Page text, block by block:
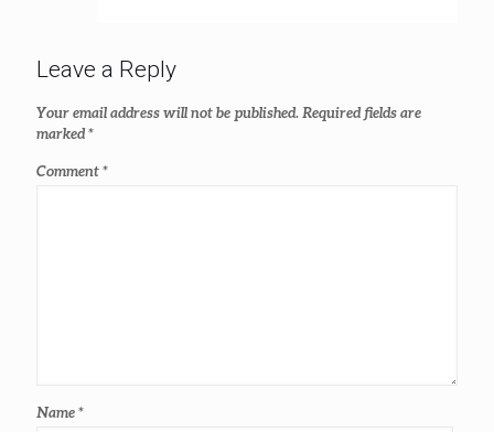
Leave a Reply
Your email address will not be published. Required fields are
marked*
Comment*
Name*